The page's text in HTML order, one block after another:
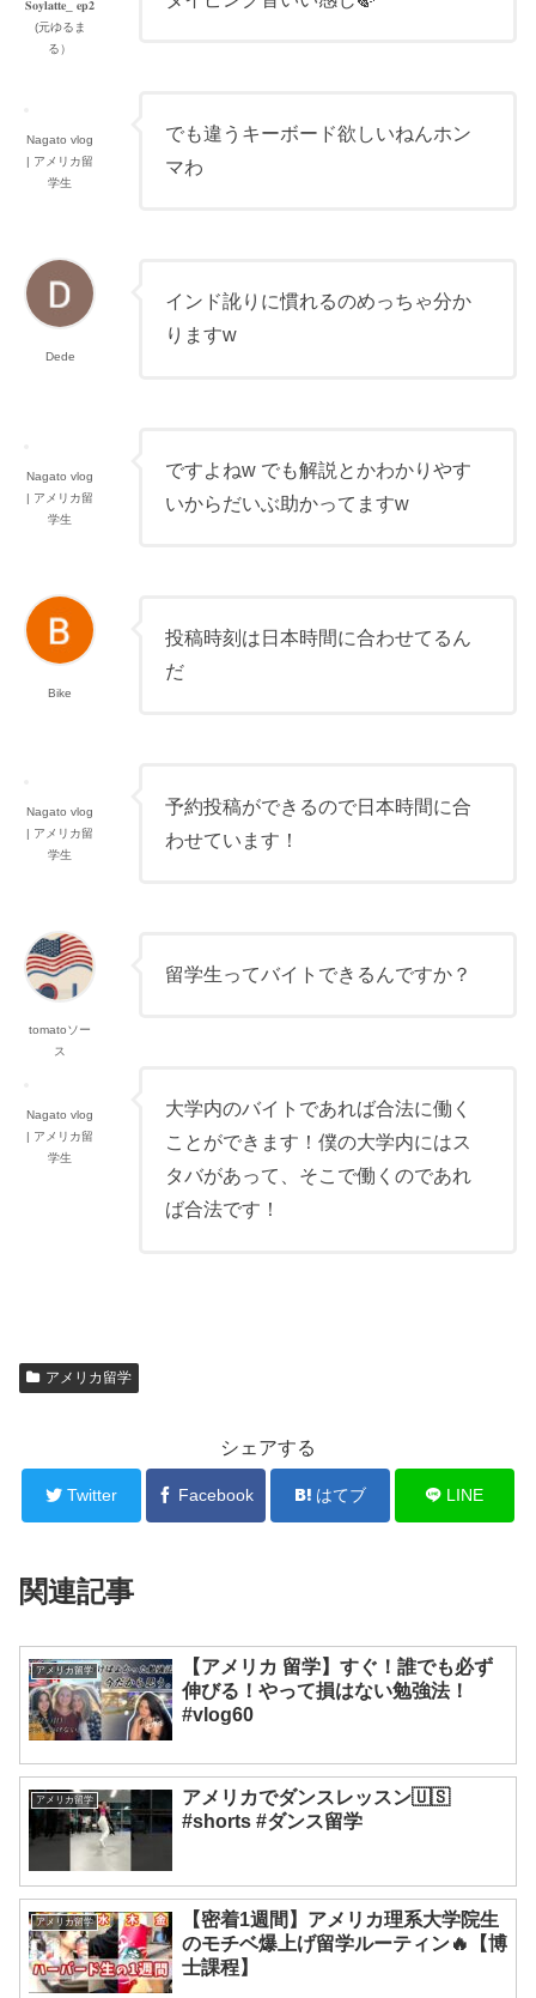
𝐒𝐨𝐲𝐥𝐚𝐭𝐭𝐞_ 𝐞𝐩𝟐
(元ゆるま
る）
Nagato vlog
| アメリカ留
学生
でも違うキーボード欲しいねんホン
マわ
Dede
インド訛りに慣れるのめっちゃ分か
りますw
Nagato vlog
| アメリカ留
学生
ですよねw でも解説とかわかりやす
いからだいぶ助かってますw
Bike
投稿時刻は日本時間に合わせてるん
だ
Nagato vlog
| アメリカ留
学生
予約投稿ができるので日本時間に合
わせています！
tomatoソー
ス
留学生ってバイトできるんですか？
Nagato vlog
| アメリカ留
学生
大学内のバイトであれば合法に働く
ことができます！僕の大学内にはス
タバがあって、そこで働くのであれ
ば合法です！
アメリカ留学
シェアする
Twitter Facebook はてブ LINE
関連記事
アメリカ留学
【アメリカ 留学】すぐ！誰でも必ず
伸びる！やって損はない勉強法！
#vlog60
アメリカ留学
アメリカでダンスレッスン🇺🇸
#shorts #ダンス留学
アメリカ留学
【密着1週間】アメリカ理系大学院生
のモチベ爆上げ留学ルーティン🔥【博
士課程】